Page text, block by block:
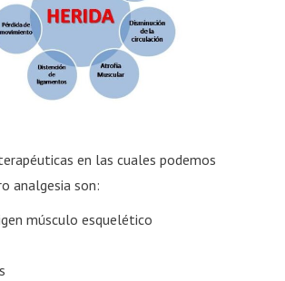
en las cuales podemos
analgesia son:
músculo esquelético